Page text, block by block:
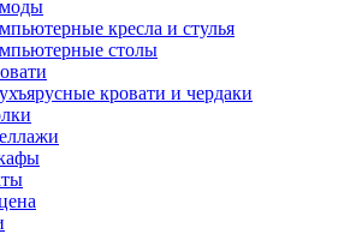
кресла и стулья
столы
кровати и чердаки